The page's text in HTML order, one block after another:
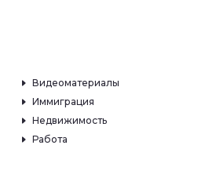
Видеоматериалы
Иммиграция
Недвижимость
Работа